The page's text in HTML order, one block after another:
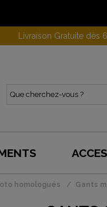
homologués Gants